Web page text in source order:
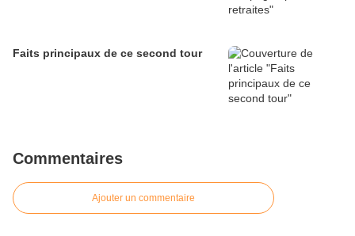
Faits principaux de ce second tour
Commentaires
Ajouter un commentaire